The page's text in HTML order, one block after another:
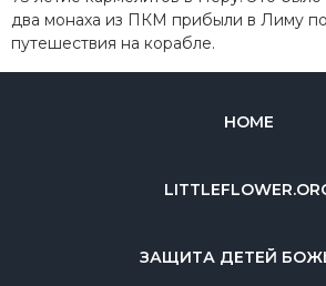
два монаха из ПКМ прибыли в Лиму
путешествия на корабле.
HOME
ЗАЩИТА ДЕТЕЙ